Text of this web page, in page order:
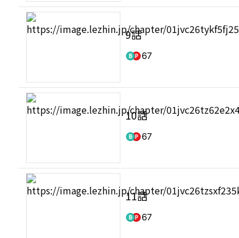
9話
67
10話
67
11話
67